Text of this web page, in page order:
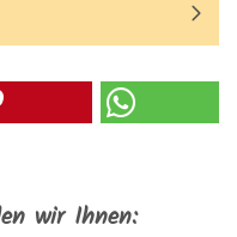
wir Ihnen: